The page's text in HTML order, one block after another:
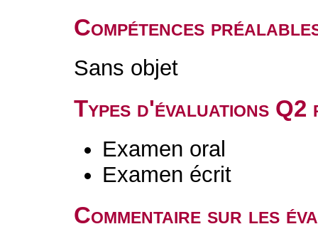
Compétences
Sans objet
Types d'évaluations
Examen oral
Examen écrit
Commentaire sur les